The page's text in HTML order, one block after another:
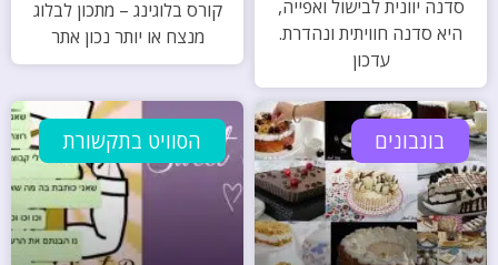
סדנה יוונית לבישול ואפייה,
היא סדנה חוויתית ונהדרת.
עדכון
קורס בלוגינג – מתכון לבלוג
מנצח או יותר נכון אתר
בונבונים הסוויט בתקשורת